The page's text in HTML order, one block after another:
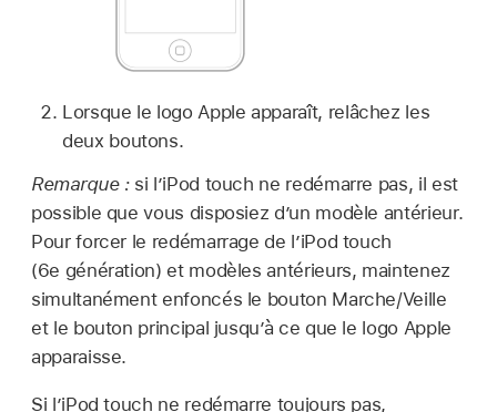
Lorsque le logo Apple apparaît, relâchez les
deux boutons.
Remarque : si l’iPod touch ne redémarre pas, il est
possible que vous disposiez d’un modèle antérieur.
Pour forcer le redémarrage de l’iPod touch
(6e génération) et modèles antérieurs, maintenez
simultanément enfoncés le bouton Marche/Veille
et le bouton principal jusqu’à ce que le logo Apple
apparaisse.
Si l’iPod touch ne redémarre toujours pas,